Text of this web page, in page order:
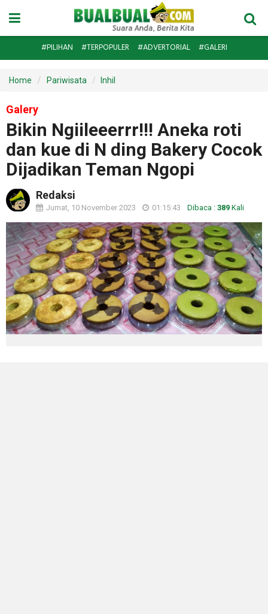
#PILIHAN #TERPOPULER #ADVERTORIAL #GALERI
Home Pariwisata Inhil
Galery
Bikin Ngiileeerrr!!! Aneka roti
dan kue di N ding Bakery Cocok
Dijadikan Teman Ngopi
Redaksi
Jumat, 10 November 2023 01:15:43 Dibaca : 389 Kali